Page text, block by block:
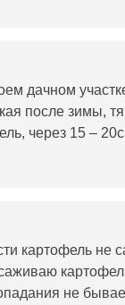
дачном
после зимы,
через 15 –
картофель не
не